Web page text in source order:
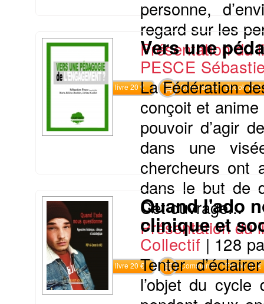
personne,
regard sur les
Présentation du
Commander le livre 20 € Commander l'Ebook 13 €
Vers une
PESCE
La Fédération
conçoit et
pouvoir d’agir
dans une
chercheurs ont
dans le but de
Cet ouvrage...
Présentation du
Commander le livre 20 € Commander l'Ebook 13 €
Quand l'ado
clinique et
Collectif | 128
Tenter
l’objet du